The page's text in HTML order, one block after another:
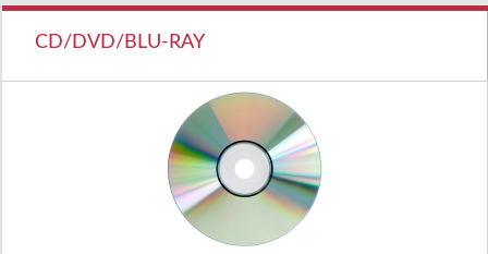
CD/DVD/BLU-RAY